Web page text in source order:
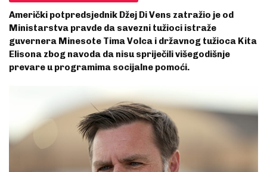
Američki potpredsjednik Džej Di Vens zatražio je od
Ministarstva pravde da savezni tužioci istraže
guvernera Minesote Tima Volca i državnog tužioca Kita
Elisona zbog navoda da nisu spriječili višegodišnje
prevare u programima socijalne pomoći.